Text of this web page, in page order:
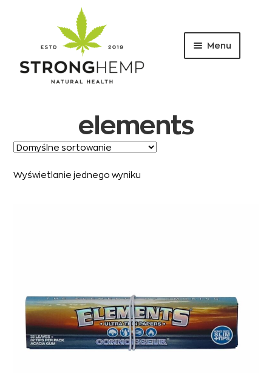
Przejdź
do
nawigacji
Przejdź
do
Menu
elements
Wyświetlanie jednego wyniku